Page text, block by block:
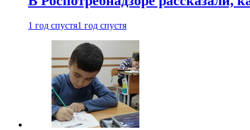
1 год спустя1 год спустя